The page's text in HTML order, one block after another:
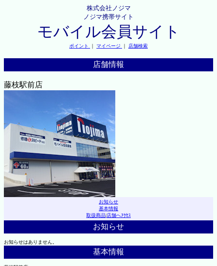
株式会社ノジマ
ノジマ携帯サイト
モバイル会員サイト
ポイント ｜ マイページ ｜ 店舗検索
店舗情報
藤枝駅前店
お知らせ
基本情報
取扱商品|店舗へｱｸｾｽ
お知らせ
お知らせはありません。
基本情報